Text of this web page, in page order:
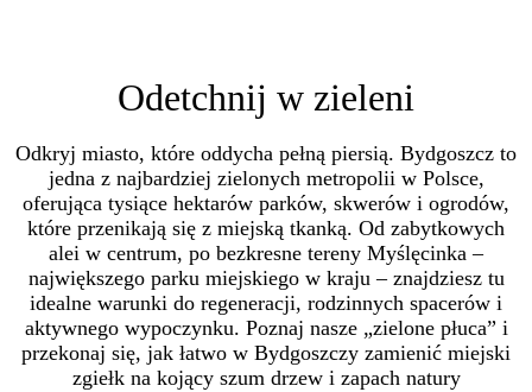
Odetchnij w zieleni
Odkryj miasto, które oddycha pełną piersią. Bydgoszcz to
jedna z najbardziej zielonych metropolii w Polsce,
oferująca tysiące hektarów parków, skwerów i ogrodów,
które przenikają się z miejską tkanką. Od zabytkowych
alei w centrum, po bezkresne tereny Myślęcinka –
największego parku miejskiego w kraju – znajdziesz tu
idealne warunki do regeneracji, rodzinnych spacerów i
aktywnego wypoczynku. Poznaj nasze „zielone płuca” i
przekonaj się, jak łatwo w Bydgoszczy zamienić miejski
zgiełk na kojący szum drzew i zapach natury